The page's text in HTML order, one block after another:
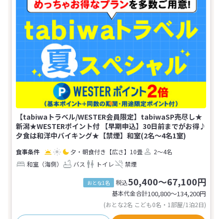
【tabiwaトラベル/WESTER会員限定】tabiwaSP売尽し★
新潟★WESTERポイント付 【早期申込】30日前までがお得♪
夕食は和洋中バイキング★【禁煙】和室(2名～4名1室)
夕・朝食付き 【広さ】10畳
2～4名
和室（海側）
バス トイレ 禁煙
おとな1名 税込50,400～67,100円
基本代金合計100,800〜134,200円
(おとな2名 こども0名・1部屋/1泊2日)